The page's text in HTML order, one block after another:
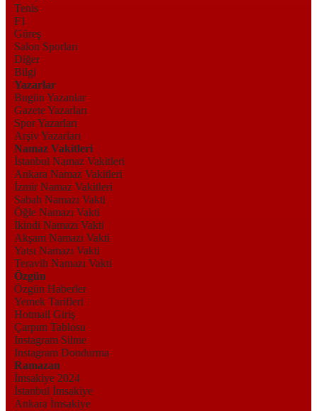
Tenis
F1
Güreş
Salon Sporları
Diğer
Bilgi
Yazarlar
Bugün Yazanlar
Gazete Yazarları
Spor Yazarları
Arşiv Yazarları
Namaz Vakitleri
İstanbul Namaz Vakitleri
Ankara Namaz Vakitleri
İzmir Namaz Vakitleri
Sabah Namazı Vakti
Öğle Namazı Vakti
İkindi Namazı Vakti
Akşam Namazı Vakti
Yatsı Namazı Vakti
Teravih Namazı Vakti
Özgün
Özgün Haberler
Yemek Tarifleri
Hotmail Giriş
Çarpım Tablosu
Instagram Silme
Instagram Dondurma
Ramazan
İmsakiye 2024
İstanbul İmsakiye
Ankara İmsakiye